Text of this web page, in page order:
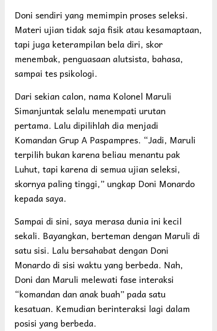
Doni sendiri yang memimpin proses seleksi.
Materi ujian tidak saja fisik atau kesamaptaan,
tapi juga keterampilan bela diri, skor
menembak, penguasaan alutsista, bahasa,
sampai tes psikologi.
Dari sekian calon, nama Kolonel Maruli
Simanjuntak selalu menempati urutan
pertama. Lalu dipilihlah dia menjadi
Komandan Grup A Paspampres. “Jadi, Maruli
terpilih bukan karena beliau menantu pak
Luhut, tapi karena di semua ujian seleksi,
skornya paling tinggi,” ungkap Doni Monardo
kepada saya.
Sampai di sini, saya merasa dunia ini kecil
sekali. Bayangkan, berteman dengan Maruli di
satu sisi. Lalu bersahabat dengan Doni
Monardo di sisi waktu yang berbeda. Nah,
Doni dan Maruli melewati fase interaksi
“komandan dan anak buah” pada satu
kesatuan. Kemudian berinteraksi lagi dalam
posisi yang berbeda.